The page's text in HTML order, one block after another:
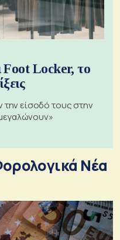
Locker, το
την είσοδό τους στην
Νέα